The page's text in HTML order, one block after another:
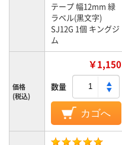
テープ 幅12mm 緑
ラベル(黒文字)
SJ12G 1個 キングジ
ム
価格
(税込)
￥1,150
数量
カゴへ